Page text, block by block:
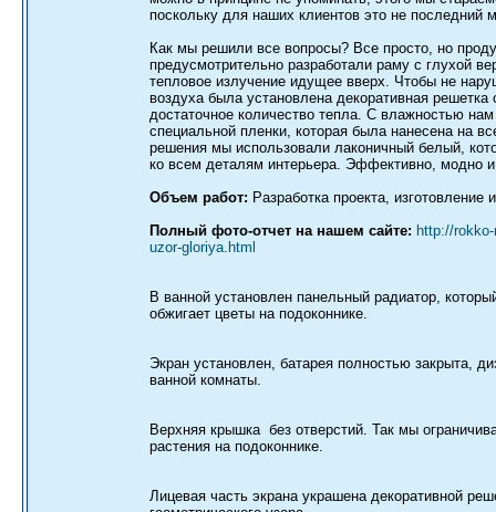
поскольку для наших клиентов это не последний
Как мы решили все вопросы? Все просто, но
предусмотрительно разработали раму с глухой
тепловое излучение идущее вверх. Чтобы не
воздуха была установлена декоративная решетка
достаточное количество тепла. С влажностью
специальной пленки, которая была нанесена на
решения мы использовали лаконичный белый,
ко всем деталям интерьера. Эффективно, модно
Объем работ: Разработка проекта, изготовление
Полный фото-отчет на нашем сайте: http://
uzor-gloriya.html
В ванной установлен панельный радиатор,
обжигает цветы на подоконнике.
Экран установлен, батарея полностью закрыта,
ванной комнаты.
Верхняя крышка без отверстий. Так мы
растения на подоконнике.
Лицевая часть экрана украшена декоративной